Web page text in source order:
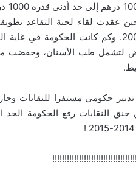
2340 يوما، وحين عقدت لقاء لجنة
النقابات قد أهملتها منذ 2007. وكم
حكومي مستفزا للنقابات